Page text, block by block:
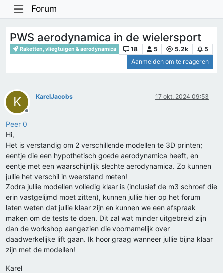
Forum
PWS aerodynamica in de wielersport
Raketten, vliegtuigen & aerodynamica 18 5 5.2k
5
Aanmelden om te reageren
K
Offline
KarelJacobs 17 okt. 2024 09:53
Peer 0
Hi,
Het is verstandig om 2 verschillende modellen te 3D printen;
eentje die een hypothetisch goede aerodynamica heeft, en
eentje met een waarschijnlijk slechte aerodynamica. Zo kunnen
jullie het verschil in weerstand meten!
Zodra jullie modellen volledig klaar is (inclusief de m3 schroef die
erin vastgelijmd moet zitten), kunnen jullie hier op het forum
laten weten dat jullie klaar zijn en kunnen we een afspraak
maken om de tests te doen. Dit zal wat minder uitgebreid zijn
dan de workshop aangezien die voornamelijk over
daadwerkelijke lift gaan. Ik hoor graag wanneer jullie bijna klaar
zijn met de modellen!
Karel